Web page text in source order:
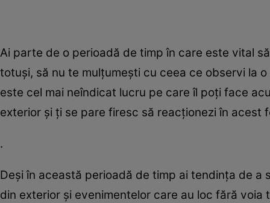
Ai parte de o perioadă de timp în care este vital
totuşi, să nu te mulţumeşti cu ceea ce observi la
este cel mai neîndicat lucru pe care îl poţi face
exterior şi ţi se pare firesc să reacţionezi în acest
.
Deşi în această perioadă de timp ai tendinţa de
din exterior şi evenimentelor care au loc fără